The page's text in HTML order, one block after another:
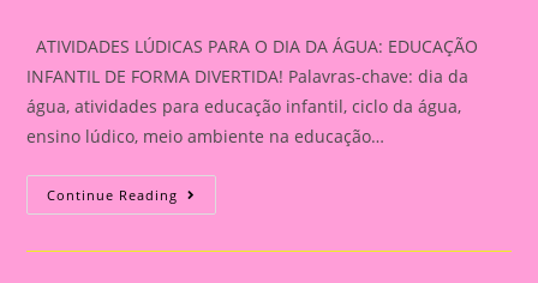
ATIVIDADES LÚDICAS PARA O DIA DA ÁGUA: EDUCAÇÃO
INFANTIL DE FORMA DIVERTIDA! Palavras-chave: dia da
água, atividades para educação infantil, ciclo da água,
ensino lúdico, meio ambiente na educação…
Continue Reading ATIVIDADES
LÚDICAS
O